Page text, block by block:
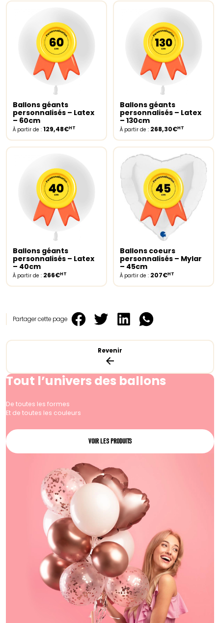
Revenir
Select options
Ballons géants
personnalisés – Latex
– 60cm
À partir de : 129,48€HT
Select options
Ballons géants
personnalisés – Latex
– 130cm
À partir de : 268,30€HT
Select options
Ballons géants
personnalisés – Latex
– 40cm
À partir de : 266€HT
Select options
Ballons coeurs
personnalisés – Mylar
– 45cm
À partir de : 207€HT
Partager cette page
Tout l’univers des ballons
De toutes les formes
Et de toutes les couleurs
VOIR LES PRODUITS